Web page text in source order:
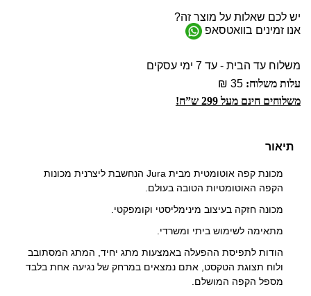
יש לכם שאלות על מוצר זה?
אנו זמינים בוואטסאפ
משלוח עד הבית - עד 7 ימי עסקים
עלות משלוח:
משלוחים חינם מעל 299 ש”ח!
תיאור
מכונת קפה אוטומטית מבית Jura הנחשבת ליצרנית מכונות
הקפה האוטומטיות הטובה בעולם.
מכונה חזקה בעיצוב מינימליסטי וקומפקטי.
מתאימה לשימוש ביתי ומשרדי.
הודות לתפיסת ההפעלה באמצעות מתג יחיד, המתג המסתובב
ולוח תצוגת הטקסט, אתם נמצאים במרחק של נגיעה אחת בלבד
מספל הקפה המושלם.